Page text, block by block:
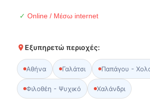
✓ Online / Μέσω internet
Εξυπηρετώ περιοχές:
Αθήνα Γαλάτσι Παπάγου -
Φιλοθέη - Ψυχικό Χαλάνδρι